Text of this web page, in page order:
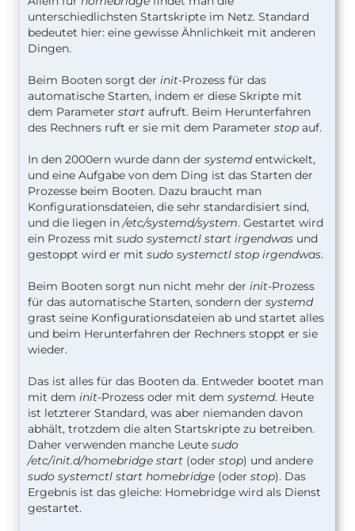
unterschiedlichsten Startskripte im Netz. Standard
bedeutet hier: eine gewisse Ähnlichkeit mit anderen
Dingen.
Beim Booten sorgt der init-Prozess für das
automatische Starten, indem er diese Skripte mit
dem Parameter start aufruft. Beim Herunterfahren
des Rechners ruft er sie mit dem Parameter stop auf.
In den 2000ern wurde dann der systemdentwickelt,
und eine Aufgabe von dem Ding ist das Starten der
Prozesse beim Booten. Dazu braucht man
Konfigurationsdateien, die sehr standardisiert sind,
und die liegen in/etc/systemd/system. Gestartet wird
ein Prozess mit sudo systemctl start irgendwas und
gestoppt wird er mit sudo systemctl stop irgendwas.
Beim Booten sorgt nun nicht mehr der init-Prozess
für das automatische Starten, sondern der systemd
grast seine Konfigurationsdateien ab und startet alles
und beim Herunterfahren der Rechners stoppt er sie
wieder.
Das ist alles für das Booten da. Entweder bootet man
mit dem init-Prozess oder mit dem systemd. Heute
ist letzterer Standard, was aber niemanden davon
abhält, trotzdem die alten Startskripte zu betreiben.
Daher verwenden manche Leute sudo
/etc/init.d/homebridge start (oder stop) und andere
sudo systemctl start homebridge (oder stop). Das
Ergebnis ist das gleiche: Homebridge wird als Dienst
gestartet.